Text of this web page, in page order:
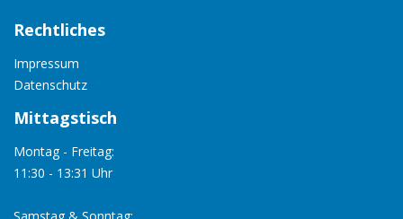
Rechtliches
Impressum
Datenschutz
Mittagstisch
Montag - Freitag:
11:30 - 13:31 Uhr
Samstag & Sonntag: